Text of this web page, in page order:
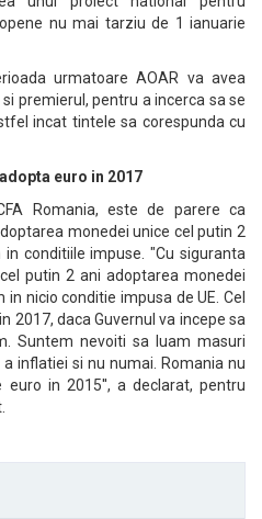
nu mai tarziu de 1 ianuarie
urmatoare AOAR va avea
premierul, pentru a incerca sa se
incat tintele sa corespunda cu
euro in 2017
Romania, este de parere ca
monedei unice cel putin 2
conditiile impuse. "Cu siguranta
putin 2 ani adoptarea monedei
nicio conditie impusa de UE. Cel
2017, daca Guvernul va incepe sa
Suntem nevoiti sa luam masuri
inflatiei si nu numai. Romania nu
in 2015'', a declarat, pentru